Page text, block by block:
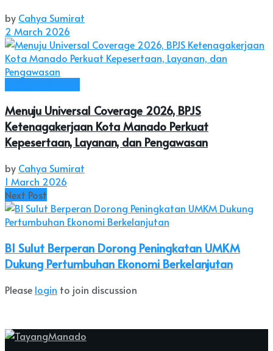
by Cahya Sumirat
2 March 2026
Menuju Universal Coverage 2026, BPJS
Ketenagakerjaan Kota Manado Perkuat
Kepesertaan, Layanan, dan Pengawasan
by Cahya Sumirat
1 March 2026
Next Post
BI Sulut Berperan Dorong Peningkatan UMKM
Dukung Pertumbuhan Ekonomi Berkelanjutan
Please login to join discussion